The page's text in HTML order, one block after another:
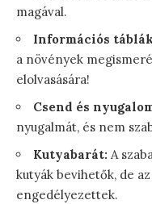
magával.
Információs
a növények
elolvasására!
Csend és
nyugalmát, és nem
Kutyabarát: A
kutyák bevihetők, de
engedélyezettek.